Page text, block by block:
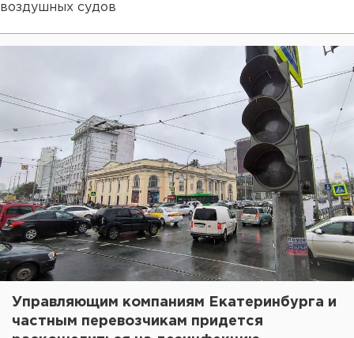
воздушных судов
Управляющим компаниям Екатеринбурга и
частным перевозчикам придется